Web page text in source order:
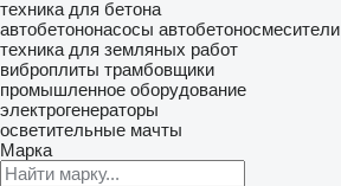
техника для бетона
автобетононасосы автобетоносмесители
техника для земляных работ
виброплиты трамбовщики
промышленное оборудование
электрогенераторы
осветительные мачты
Марка